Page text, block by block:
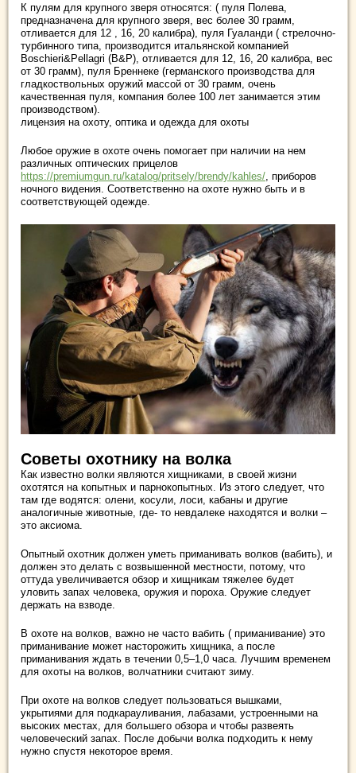
К пулям для крупного зверя относятся: ( пуля Полева,
предназначена для крупного зверя, вес более 30 грамм,
отливается для 12 , 16, 20 калибра), пуля Гуаланди ( стрелочно-
турбинного типа, производится итальянской компанией
Boschieri&Pellagri (B&P), отливается для 12, 16, 20 калибра, вес
от 30 грамм), пуля Бреннеке (германского производства для
гладкоствольных оружий массой от 30 грамм, очень
качественная пуля, компания более 100 лет занимается этим
производством).
лицензия на охоту, оптика и одежда для охоты
Любое оружие в охоте очень помогает при наличии на нем
различных оптических прицелов
https://premiumgun.ru/katalog/pritsely/brendy/kahles/, приборов
ночного видения. Соответственно на охоте нужно быть и в
соответствующей одежде.
Советы охотнику на волка
Как известно волки являются хищниками, в своей жизни
охотятся на копытных и парнокопытных. Из этого следует, что
там где водятся: олени, косули, лоси, кабаны и другие
аналогичные животные, где- то невдалеке находятся и волки –
это аксиома.
Опытный охотник должен уметь приманивать волков (вабить), и
должен это делать с возвышенной местности, потому, что
оттуда увеличивается обзор и хищникам тяжелее будет
уловить запах человека, оружия и пороха. Оружие следует
держать на взводе.
В охоте на волков, важно не часто вабить ( приманивание) это
приманивание может насторожить хищника, а после
приманивания ждать в течении 0,5–1,0 часа. Лучшим временем
для охоты на волков, волчатники считают зиму.
При охоте на волков следует пользоваться вышками,
укрытиями для подкарауливания, лабазами, устроенными на
высоких местах, для большего обзора и чтобы развеять
человеческий запах. После добычи волка подходить к нему
нужно спустя некоторое время.